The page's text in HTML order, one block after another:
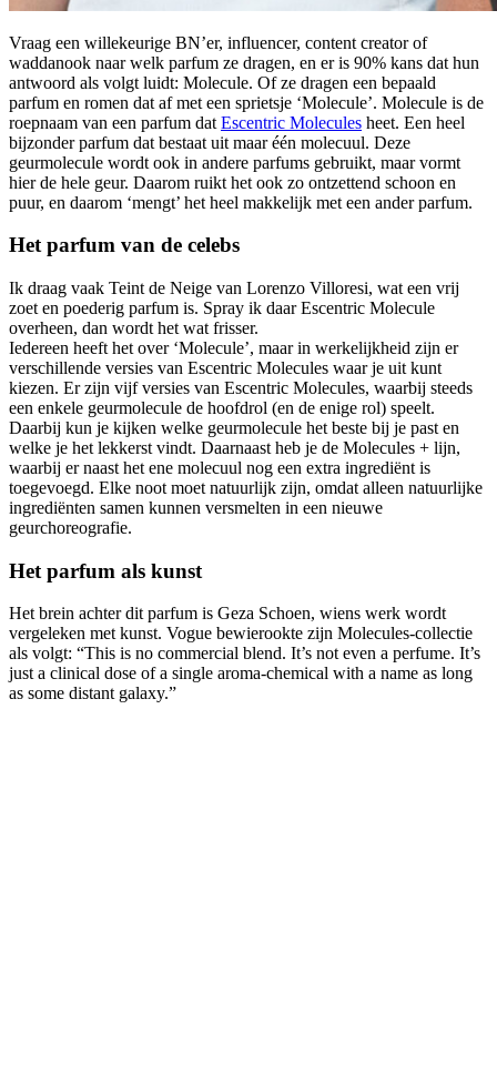
Vraag een willekeurige BN’er, influencer, content creator of
waddanook naar welk parfum ze dragen, en er is 90% kans dat hun
antwoord als volgt luidt: Molecule. Of ze dragen een bepaald
parfum en romen dat af met een sprietsje ‘Molecule’. Molecule is de
roepnaam van een parfum dat Escentric Molecules heet. Een heel
bijzonder parfum dat bestaat uit maar één molecuul. Deze
geurmolecule wordt ook in andere parfums gebruikt, maar vormt
hier de hele geur. Daarom ruikt het ook zo ontzettend schoon en
puur, en daarom ‘mengt’ het heel makkelijk met een ander parfum.
Het parfum van de celebs
Ik draag vaak Teint de Neige van Lorenzo Villoresi, wat een vrij
zoet en poederig parfum is. Spray ik daar Escentric Molecule
overheen, dan wordt het wat frisser.
Iedereen heeft het over ‘Molecule’, maar in werkelijkheid zijn er
verschillende versies van Escentric Molecules waar je uit kunt
kiezen. Er zijn vijf versies van Escentric Molecules, waarbij steeds
een enkele geurmolecule de hoofdrol (en de enige rol) speelt.
Daarbij kun je kijken welke geurmolecule het beste bij je past en
welke je het lekkerst vindt. Daarnaast heb je de Molecules + lijn,
waarbij er naast het ene molecuul nog een extra ingrediënt is
toegevoegd. Elke noot moet natuurlijk zijn, omdat alleen natuurlijke
ingrediënten samen kunnen versmelten in een nieuwe
geurchoreografie.
Het parfum als kunst
Het brein achter dit parfum is Geza Schoen, wiens werk wordt
vergeleken met kunst. Vogue bewierookte zijn Molecules-collectie
als volgt: “This is no commercial blend. It’s not even a perfume. It’s
just a clinical dose of a single aroma-chemical with a name as long
as some distant galaxy.”